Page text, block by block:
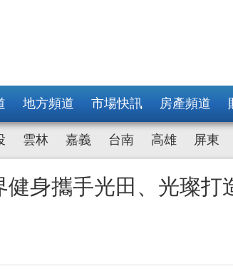
地方頻道 市場快訊 房產頻道
雲林 嘉義 台南 高雄 屏東
身攜手光田、光璨打